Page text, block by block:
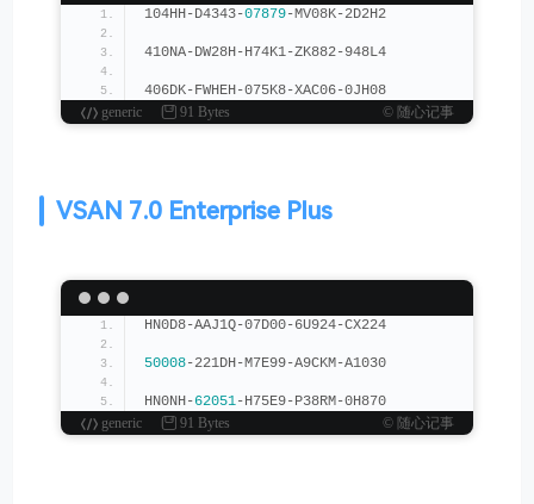
104HH-D4343-07879-MV08K-2D2H2
410NA-DW28H-H74K1-ZK882-948L4
406DK-FWHEH-075K8-XAC06-0JH08
generic
91 Bytes © 随心记事
VSAN 7.0 Enterprise Plus
HN0D8-AAJ1Q-07D00-6U924-CX224
50008-221DH-M7E99-A9CKM-A1030
HN0NH-62051-H75E9-P38RM-0H870
generic
91 Bytes © 随心记事